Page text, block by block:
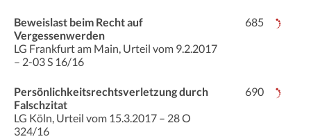
Beweislast beim Recht auf
Vergessenwerden
LG Frankfurt am Main, Urteil vom 9.2.2017
– 2-03 S 16/16
685
Persönlichkeitsrechtsverletzung durch
Falschzitat
LG Köln, Urteil vom 15.3.2017 – 28 O
324/16
690